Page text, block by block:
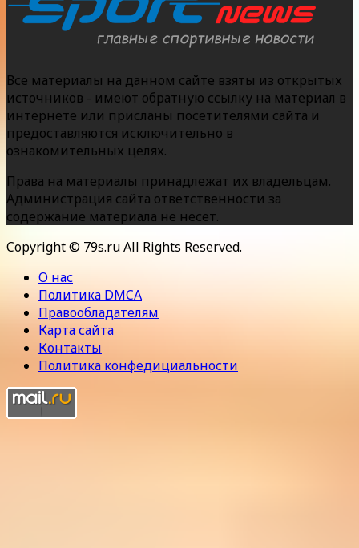
Все материалы на данном сайте взяты из открытых
источников - имеют обратную ссылку на материал в
интернете или присланы посетителями сайта и
предоставляются исключительно в
ознакомительных целях.
Права на материалы принадлежат их владельцам.
Администрация сайта ответственности за
содержание материала не несет.
Copyright © 79s.ru All Rights Reserved.
О нас
Политика DMCA
Правообладателям
Карта сайта
Контакты
Политика конфедициальности